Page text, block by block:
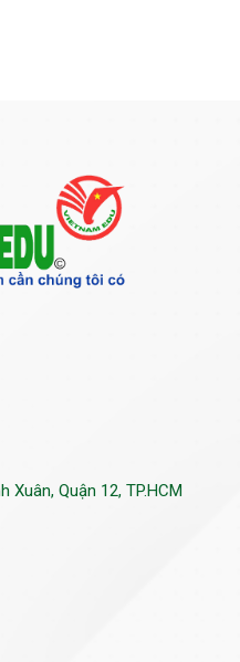
Xuân, Quận 12, TP.HCM